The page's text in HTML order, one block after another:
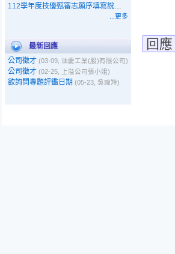
112學年度技優甄審志願序填寫說明
...更多
最新回應
公司徵才 (03-09, 油慶工業(股)有限公司)
公司徵才 (02-25, 上溢公司張小姐)
欲詢問專題評鑑日期 (05-23, 吳琬羚)
回應